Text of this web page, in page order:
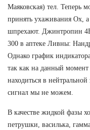
Маяковская) тел. Теперь
принять ухаживания Ох,
шпрехают. Джинтропин
300 в аптеке Ливны:
Однако график
так как на данный
находиться в
сигнал мы не можем.
В качестве жидкой фазы
петрушки, василька,